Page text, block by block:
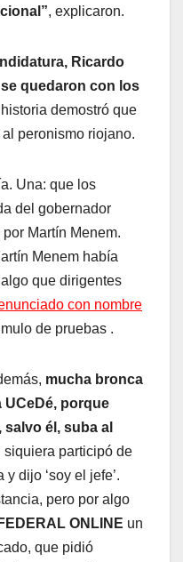
, explicaron.
Ricardo
quedaron con los
historia demostró que
peronismo riojano.
Una: que los
del gobernador
Martín Menem.
Menem había
que dirigentes
con nombre
de pruebas .
mucha bronca
porque
él, suba al
siquiera participó de
dijo ‘soy el jefe’.
pero por algo
ONLINE un
que pidió